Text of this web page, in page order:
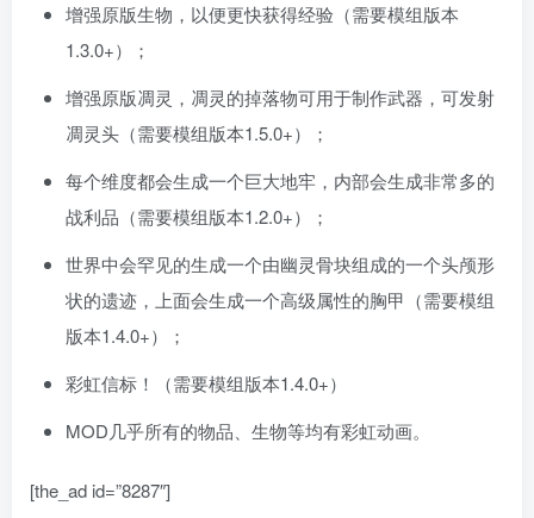
增强原版生物，以便更快获得经验（需要模组版本
1.3.0+）；
增强原版凋灵，凋灵的掉落物可用于制作武器，可发射
凋灵头（需要模组版本1.5.0+）；
每个维度都会生成一个巨大地牢，内部会生成非常多的
战利品（需要模组版本1.2.0+）；
世界中会罕见的生成一个由幽灵骨块组成的一个头颅形
状的遗迹，上面会生成一个高级属性的胸甲（需要模组
版本1.4.0+）；
彩虹信标！（需要模组版本1.4.0+）
MOD几乎所有的物品、生物等均有彩虹动画。
[the_ad id=”8287″]